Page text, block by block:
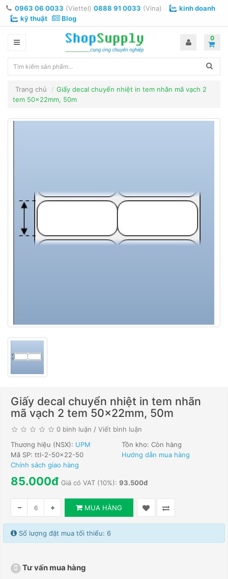
0963 06 0033 (Viettel) 0888 91 0033 (Vina)
kinh doanh
kỹ thuật
Blog
0
Trang chủ
Giấy decal chuyển nhiệt in tem nhãn mã vạch 2
tem 50x22mm, 50m
Giấy decal chuyển nhiệt in tem nhãn
mã vạch 2 tem 50x22mm, 50m
0 bình luận / Viết bình luận
Thương hiệu (NSX): UPM
Mã SP: ttl-2-50x22-50
Chính sách giao hàng
Tồn kho: Còn hàng
Hướng dẫn mua hàng
85.000đ Giá có VAT (10%): 93.500đ
MUA HÀNG
Số lượng đặt mua tối thiểu: 6
Tư vấn mua hàng